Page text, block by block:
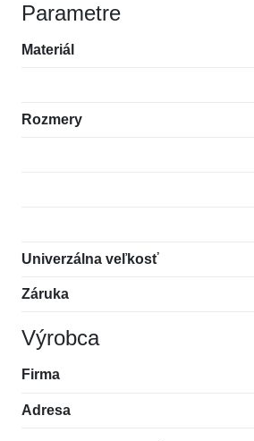
Parametre
Materiál
Rozmery
Univerzálna veľkosť
Záruka
Výrobca
Firma
Adresa